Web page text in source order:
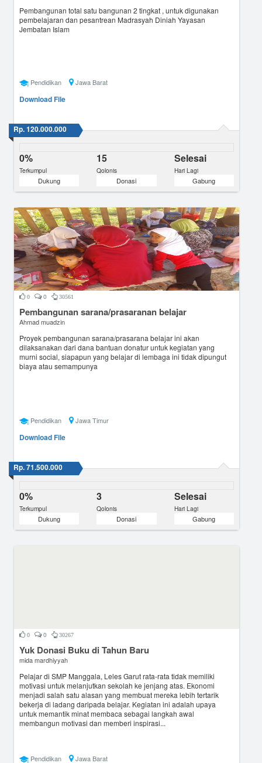
Pembangunan total satu bangunan 2 tingkat , untuk digunakan
pembelajaran dan pesantrean Madrasyah Diniah Yayasan
Jembatan Islam
Pendidikan Jawa Barat
Download File
Rp. 120.000.000
0%
Terkumpul
15
Qolonis
Selesai
Hari Lagi
Dukung Donasi Gabung
0 0 30561
Pembangunan sarana/prasaranan belajar
Ahmad muadzin
Proyek pembangunan sarana/prasarana belajar ini akan
dilaksanakan dari dana bantuan donatur untuk kegiatan yang
murni social, siapapun yang belajar di lembaga ini tidak dipungut
biaya atau semampunya
Pendidikan Jawa Timur
Download File
Rp. 71.500.000
0%
Terkumpul
3
Qolonis
Selesai
Hari Lagi
Dukung Donasi Gabung
0 0 30267
Yuk Donasi Buku di Tahun Baru
mida mardhiyyah
Pelajar di SMP Manggala, Leles Garut rata-rata tidak memiliki
motivasi untuk melanjutkan sekolah ke jenjang atas. Ekonomi
menjadi salah satu alasan yang membuat mereka lebih tertarik
bekerja di ladang daripada belajar. Kegiatan ini adalah upaya
untuk memantik minat membaca sebagai langkah awal
membangun motivasi dan memberi inspirasi...
Pendidikan Jawa Barat